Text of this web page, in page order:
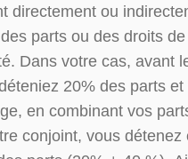
directement ou
parts ou des droits
Dans votre cas, avant
20% des parts et
en combinant vos
conjoint, vous détenez